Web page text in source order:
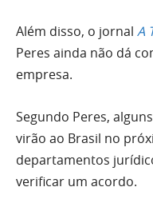
Além disso, o jornal A
Peres ainda não dá
empresa.
Segundo Peres,
virão ao Brasil no
departamentos
verificar um acordo.